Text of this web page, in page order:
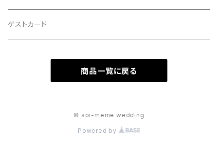
ゲストカード
商品一覧に戻る
© soi-meme wedding
Powered by